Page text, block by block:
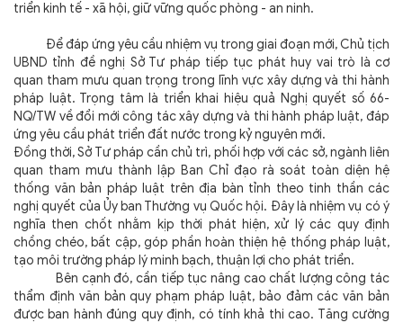
triển kinh tế - xã hội, giữ vững quốc phòng - an ninh.
Để đáp ứng yêu cầu nhiệm vụ trong giai đoạn mới, Chủ tịch
UBND tỉnh đề nghị Sở Tư pháp tiếp tục phát huy vai trò là cơ
quan tham mưu quan trọng trong lĩnh vực xây dựng và thi hành
pháp luật. Trọng tâm là triển khai hiệu quả Nghị quyết số 66-
NQ/TW về đổi mới công tác xây dựng và thi hành pháp luật, đáp
ứng yêu cầu phát triển đất nước trong kỷ nguyên mới.
Đồng thời, Sở Tư pháp cần chủ trì, phối hợp với các sở, ngành liên
quan tham mưu thành lập Ban Chỉ đạo rà soát toàn diện hệ
thống văn bản pháp luật trên địa bàn tỉnh theo tinh thần các
nghị quyết của Ủy ban Thường vụ Quốc hội. Đây là nhiệm vụ có ý
nghĩa then chốt nhằm kịp thời phát hiện, xử lý các quy định
chồng chéo, bất cập, góp phần hoàn thiện hệ thống pháp luật,
tạo môi trường pháp lý minh bạch, thuận lợi cho phát triển.
Bên cạnh đó, cần tiếp tục nâng cao chất lượng công tác
thẩm định văn bản quy phạm pháp luật, bảo đảm các văn bản
được ban hành đúng quy định, có tính khả thi cao. Tăng cường